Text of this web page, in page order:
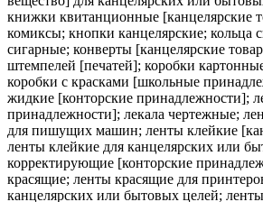
книжки квитанционные [канцелярские
комиксы; кнопки канцелярские; кольца
сигарные; конверты [канцелярские
штемпелей [печатей]; коробки
коробки с красками [школьные
жидкие [конторские принадлежности];
принадлежности]; лекала чертежные;
для пишущих машин; ленты клейкие
ленты клейкие для канцелярских или
корректирующие [конторские
красящие; ленты красящие для
канцелярских или бытовых целей;